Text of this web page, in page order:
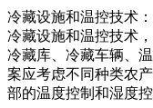
冷藏设施和温控技术
冷藏设施和温控技术
冷藏库、冷藏车辆、
案应考虑不同种类农
部的温度控制和湿度控